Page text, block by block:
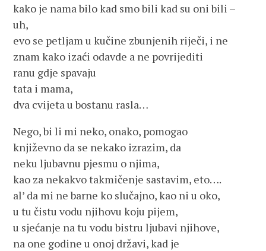
kako je nama bilo kad smo bili kad su oni bili –
uh,
evo se petljam u kučine zbunjenih riječi, i ne
znam kako izaći odavde a ne povrijediti
ranu gdje spavaju
tata i mama,
dva cvijeta u bostanu rasla…
Nego, bi li mi neko, onako, pomogao
književno da se nekako izrazim, da
neku ljubavnu pjesmu o njima,
kao za nekakvo takmičenje sastavim, eto….
al’ da mi ne barne ko slučajno, kao ni u oko,
u tu čistu vodu njihovu koju pijem,
u sjećanje na tu vodu bistru ljubavi njihove,
na one godine u onoj državi, kad je